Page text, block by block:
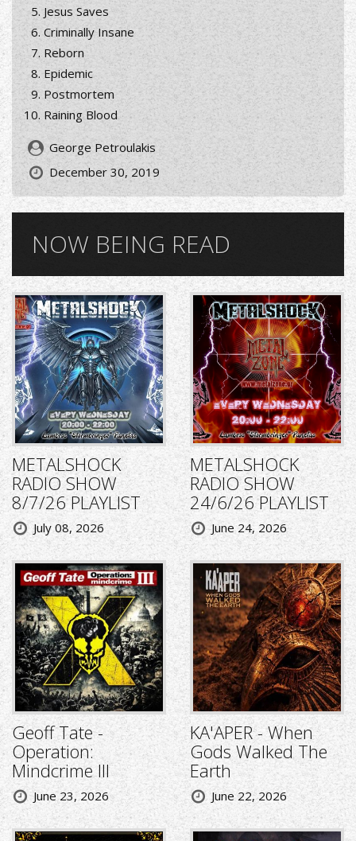
Jesus Saves
Criminally Insane
Reborn
Epidemic
Postmortem
Raining Blood
George Petroulakis
December 30, 2019
NOW BEING READ
METALSHOCK
RADIO SHOW
8/7/26 PLAYLIST
July 08, 2026
METALSHOCK
RADIO SHOW
24/6/26 PLAYLIST
June 24, 2026
Geoff Tate -
Operation:
Mindcrime III
June 23, 2026
KA'APER - When
Gods Walked The
Earth
June 22, 2026